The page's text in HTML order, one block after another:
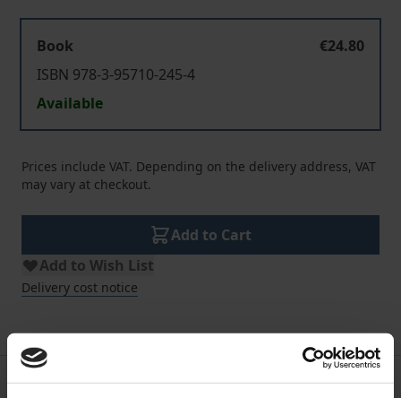
Book
€24.80
ISBN 978-3-95710-245-4
Available
Prices include VAT. Depending on the delivery address, VAT
may vary at checkout.
Add to Cart
Add to Wish List
Delivery cost notice
Description